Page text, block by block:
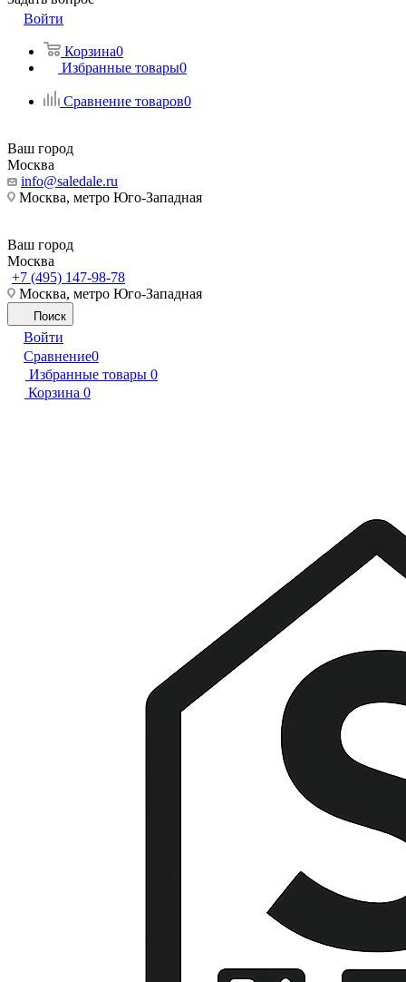
Войти
Корзина0
Избранные товары0
Сравнение товаров0
Ваш город
Москва
info@saledale.ru
Москва, метро Юго-Западная
Ваш город
Москва
+7 (495) 147-98-78
Москва, метро Юго-Западная
Поиск
Войти
Сравнение0
Избранные товары 0
Корзина 0